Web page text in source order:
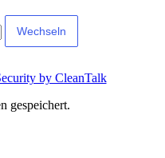
by CleanTalk
gespeichert.